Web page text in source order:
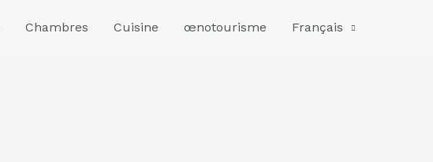
Chambres Cuisine œnotourisme Français